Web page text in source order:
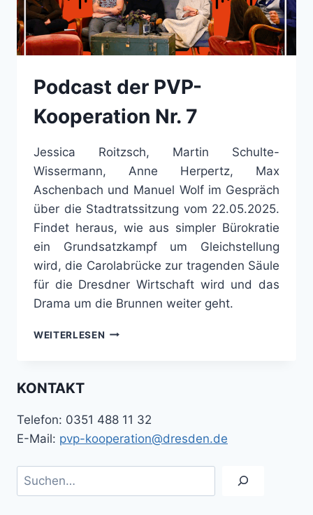
Podcast der PVP-
Kooperation Nr. 7
Jessica Roitzsch, Martin Schulte-
Wissermann, Anne Herpertz, Max
Aschenbach und Manuel Wolf im Gespräch
über die Stadtratssitzung vom 22.05.2025.
Findet heraus, wie aus simpler Bürokratie
ein Grundsatzkampf um Gleichstellung
wird, die Carolabrücke zur tragenden Säule
für die Dresdner Wirtschaft wird und das
Drama um die Brunnen weiter geht.
WEITERLESEN PODCAST
KONTAKT
Telefon: 0351 488 11 32
E-Mail: pvp-kooperation@dresden.de
Suchen